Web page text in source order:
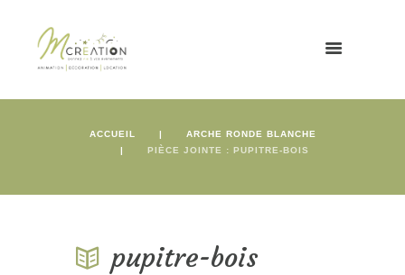
ACCUEIL
ARCHE RONDE BLANCHE
PIÈCE JOINTE : PUPITRE-BOIS
pupitre-bois